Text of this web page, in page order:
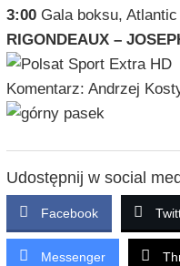
3:00 Gala boksu,
RIGONDEAUX –
Komentarz: Andrzej
Udostępnij w social
Facebook
Messenger